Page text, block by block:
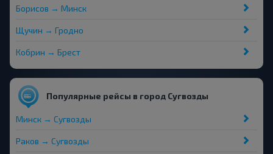
Борисов → Минск
Щучин → Гродно
Кобрин → Брест
Популярные рейсы в город Сугвозды
Минск → Сугвозды
Раков → Сугвозды